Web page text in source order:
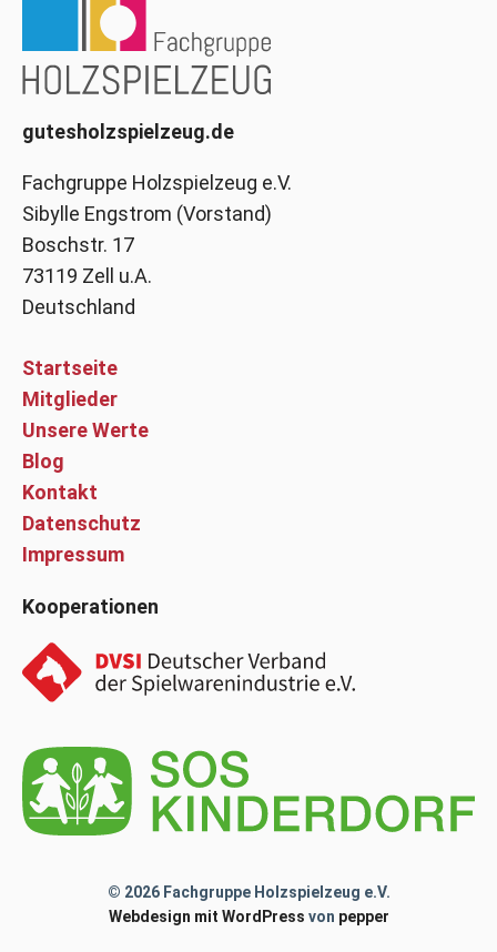
gutesholzspielzeug.de
Fachgruppe Holzspielzeug e.V.
Sibylle Engstrom (Vorstand)
Boschstr. 17
73119 Zell u.A.
Deutschland
Startseite
Mitglieder
Unsere Werte
Blog
Kontakt
Datenschutz
Impressum
Kooperationen
© 2026 Fachgruppe Holzspielzeug e.V.
Webdesign mit WordPress von pepper